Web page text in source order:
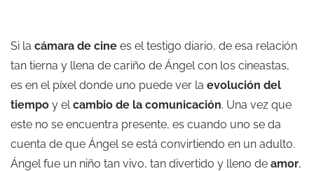
Si la cámara de cine es el testigo diario, de esa relación
tan tierna y llena de cariño de Ángel con los cineastas,
es en el píxel donde uno puede ver la evolución del
tiempo y el cambio de la comunicación. Una vez que
este no se encuentra presente, es cuando uno se da
cuenta de que Ángel se está convirtiendo en un adulto.
Ángel fue un niño tan vivo, tan divertido y lleno de amor,